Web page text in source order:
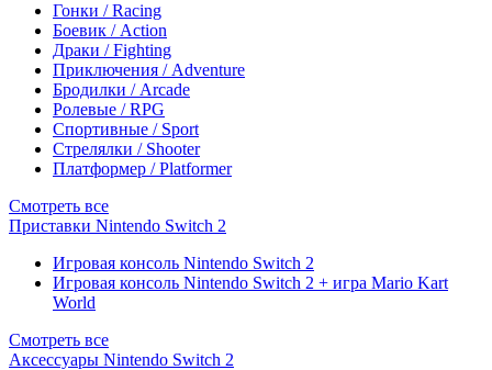
Гонки / Racing
Боевик / Action
Драки / Fighting
Приключения / Adventure
Бродилки / Arcade
Ролевые / RPG
Спортивные / Sport
Стрелялки / Shooter
Платформер / Platformer
Смотреть все
Приставки Nintendo Switch 2
Игровая консоль Nintendo Switch 2
Игровая консоль Nintendo Switch 2 + игра Mario Kart
World
Смотреть все
Аксессуары Nintendo Switch 2